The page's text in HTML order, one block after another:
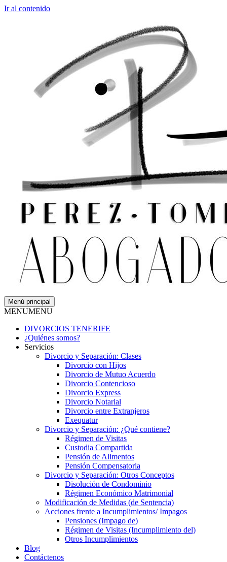
Ir al contenido
Menú principal
MENUMENU
DIVORCIOS TENERIFE
¿Quiénes somos?
Servicios
Divorcio y Separación: Clases
Divorcio con Hijos
Divorcio de Mutuo Acuerdo
Divorcio Contencioso
Divorcio Express
Divorcio Notarial
Divorcio entre Extranjeros
Exequatur
Divorcio y Separación: ¿Qué contiene?
Régimen de Visitas
Custodia Compartida
Pensión de Alimentos
Pensión Compensatoria
Divorcio y Separación: Otros Conceptos
Disolución de Condominio
Régimen Económico Matrimonial
Modificación de Medidas (de Sentencia)
Acciones frente a Incumplimientos/ Impagos
Pensiones (Impago de)
Régimen de Visitas (Incumplimiento del)
Otros Incumplimientos
Blog
Contáctenos